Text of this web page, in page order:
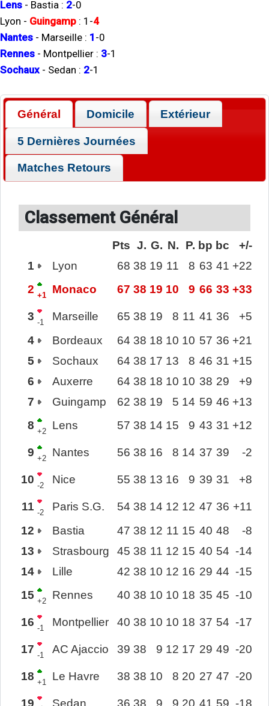
Lens - Bastia : 2-0
Lyon - Guingamp : 1 -4
Nantes - Marseille : 1 -0
Rennes - Montpellier : 3-1
Sochaux - Sedan : 2-1
Général Domicile Extérieur
5 Dernières Journées
Matches Retours
Classement Général
Pts J. G. N. P. bp bc
+/-
1
Lyon 68 38 19 11 8 63 41 +22
2 +1 Monaco 67 38 19 10 9 66 33 +33
3 -1 Marseille 65 38 19 8 11 41 36
+5
4
Bordeaux 64 38 18 10 10 57 36 +21
5
Sochaux 64 38 17 13 8 46 31 +15
6
Auxerre 64 38 18 10 10 38 29
+9
7
Guingamp 62 38 19 5 14 59 46 +13
8 +2 Lens 57 38 14 15 9 43 31 +12
9 +2 Nantes 56 38 16 8 14 37 39 -2
10 -2 Nice 55 38 13 16 9 39 31 +8
11 -2 Paris S.G. 54 38 14 12 12 47 36 +11
12
Bastia 47 38 12 11 15 40 48
-8
13
Strasbourg 45 38 11 12 15 40 54 -14
14
Lille 42 38 10 12 16 29 44 -15
15 +2 Rennes 40 38 10 10 18 35 45 -10
16 -1 Montpellier 40 38 10 10 18 37 54 -17
17 -1 AC Ajaccio 39 38 9 12 17 29 49 -20
18 +1 Le Havre 38 38 10 8 20 27 47 -20
19 Sedan 36 38 9 9 20 41 59 -18